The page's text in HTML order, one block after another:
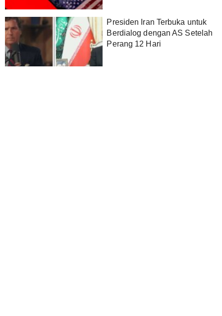
Presiden Iran Terbuka untuk
Berdialog dengan AS Setelah
Perang 12 Hari